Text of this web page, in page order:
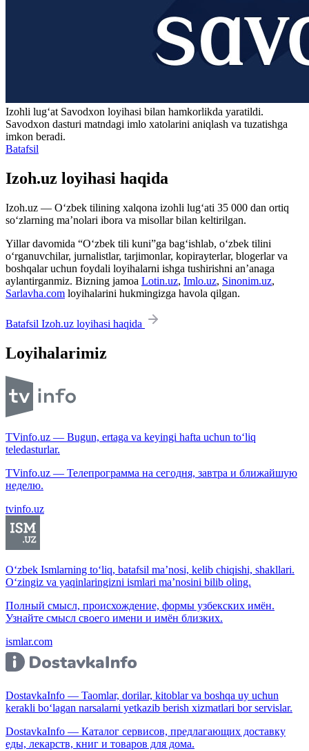
Izohli lugʻat Savodxon loyihasi bilan hamkorlikda yaratildi.
Savodxon dasturi matndagi imlo xatolarini aniqlash va tuzatishga
imkon beradi.
Batafsil
Izoh.uz loyihasi haqida
Izoh.uz — O‘zbek tilining xalqona izohli lug‘ati 35 000 dan ortiq
so‘zlarning ma’nolari ibora va misollar bilan keltirilgan.
Yillar davomida “O‘zbek tili kuni”ga bag‘ishlab, o‘zbek tilini
o‘rganuvchilar, jurnalistlar, tarjimonlar, kopirayterlar, blogerlar va
boshqalar uchun foydali loyihalarni ishga tushirishni an’anaga
aylantirganmiz. Bizning jamoa Lotin.uz, Imlo.uz, Sinonim.uz,
Sarlavha.com loyihalarini hukmingizga havola qilgan.
Batafsil Izoh.uz loyihasi haqida
Loyihalarimiz
TVinfo.uz — Bugun, ertaga va keyingi hafta uchun to‘liq
teledasturlar.
TVinfo.uz — Телепрограмма на сегодня, завтра и ближайшую
неделю.
tvinfo.uz
O‘zbek Ismlarning to‘liq, batafsil ma’nosi, kelib chiqishi, shakllari.
O‘zingiz va yaqinlaringizni ismlari ma’nosini bilib oling.
Полный смысл, происхождение, формы узбекских имён.
Узнайте смысл своего имени и имён близких.
ismlar.com
DostavkaInfo — Taomlar, dorilar, kitoblar va boshqa uy uchun
kerakli bo‘lagan narsalarni yetkazib berish xizmatlari bor servislar.
DostavkaInfo — Каталог сервисов, предлагающих доставку
еды, лекарств, книг и товаров для дома.